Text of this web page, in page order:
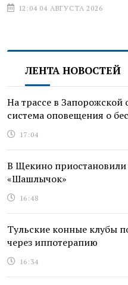
12:04 04 АВГУСТА 2026
ЛЕНТА НОВОСТЕЙ
На трассе в Запорожской
система оповещения о
17:04
В Щекино приостановили
«Шашлычок»
16:48
Тульские конные клубы
через иппотерапию
16:34